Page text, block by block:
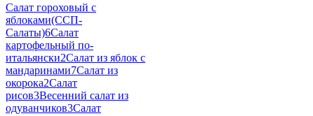
Салат гороховый с
яблоками(ССП-
Салаты)6Салат
картофельный по-
итальянски2Салат из яблок с
мандаринами7Салат из
окорока2Салат
рисов3Весенний салат из
одуванчиков3Салат